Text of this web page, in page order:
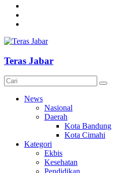
Teras Jabar
News
Nasional
Daerah
Kota Bandung
Kota Cimahi
Kategori
Ekbis
Kesehatan